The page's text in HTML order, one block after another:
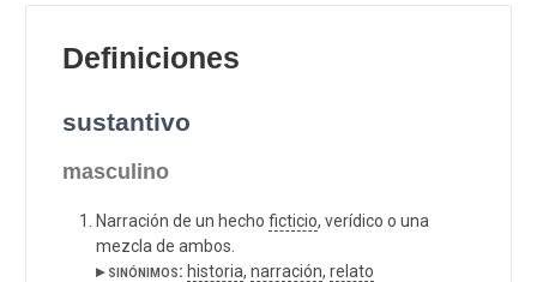
Definiciones
sustantivo
masculino
Narración de un hecho ficticio, verídico o una
mezcla de ambos.
▸ sinónimos: historia, narración, relato